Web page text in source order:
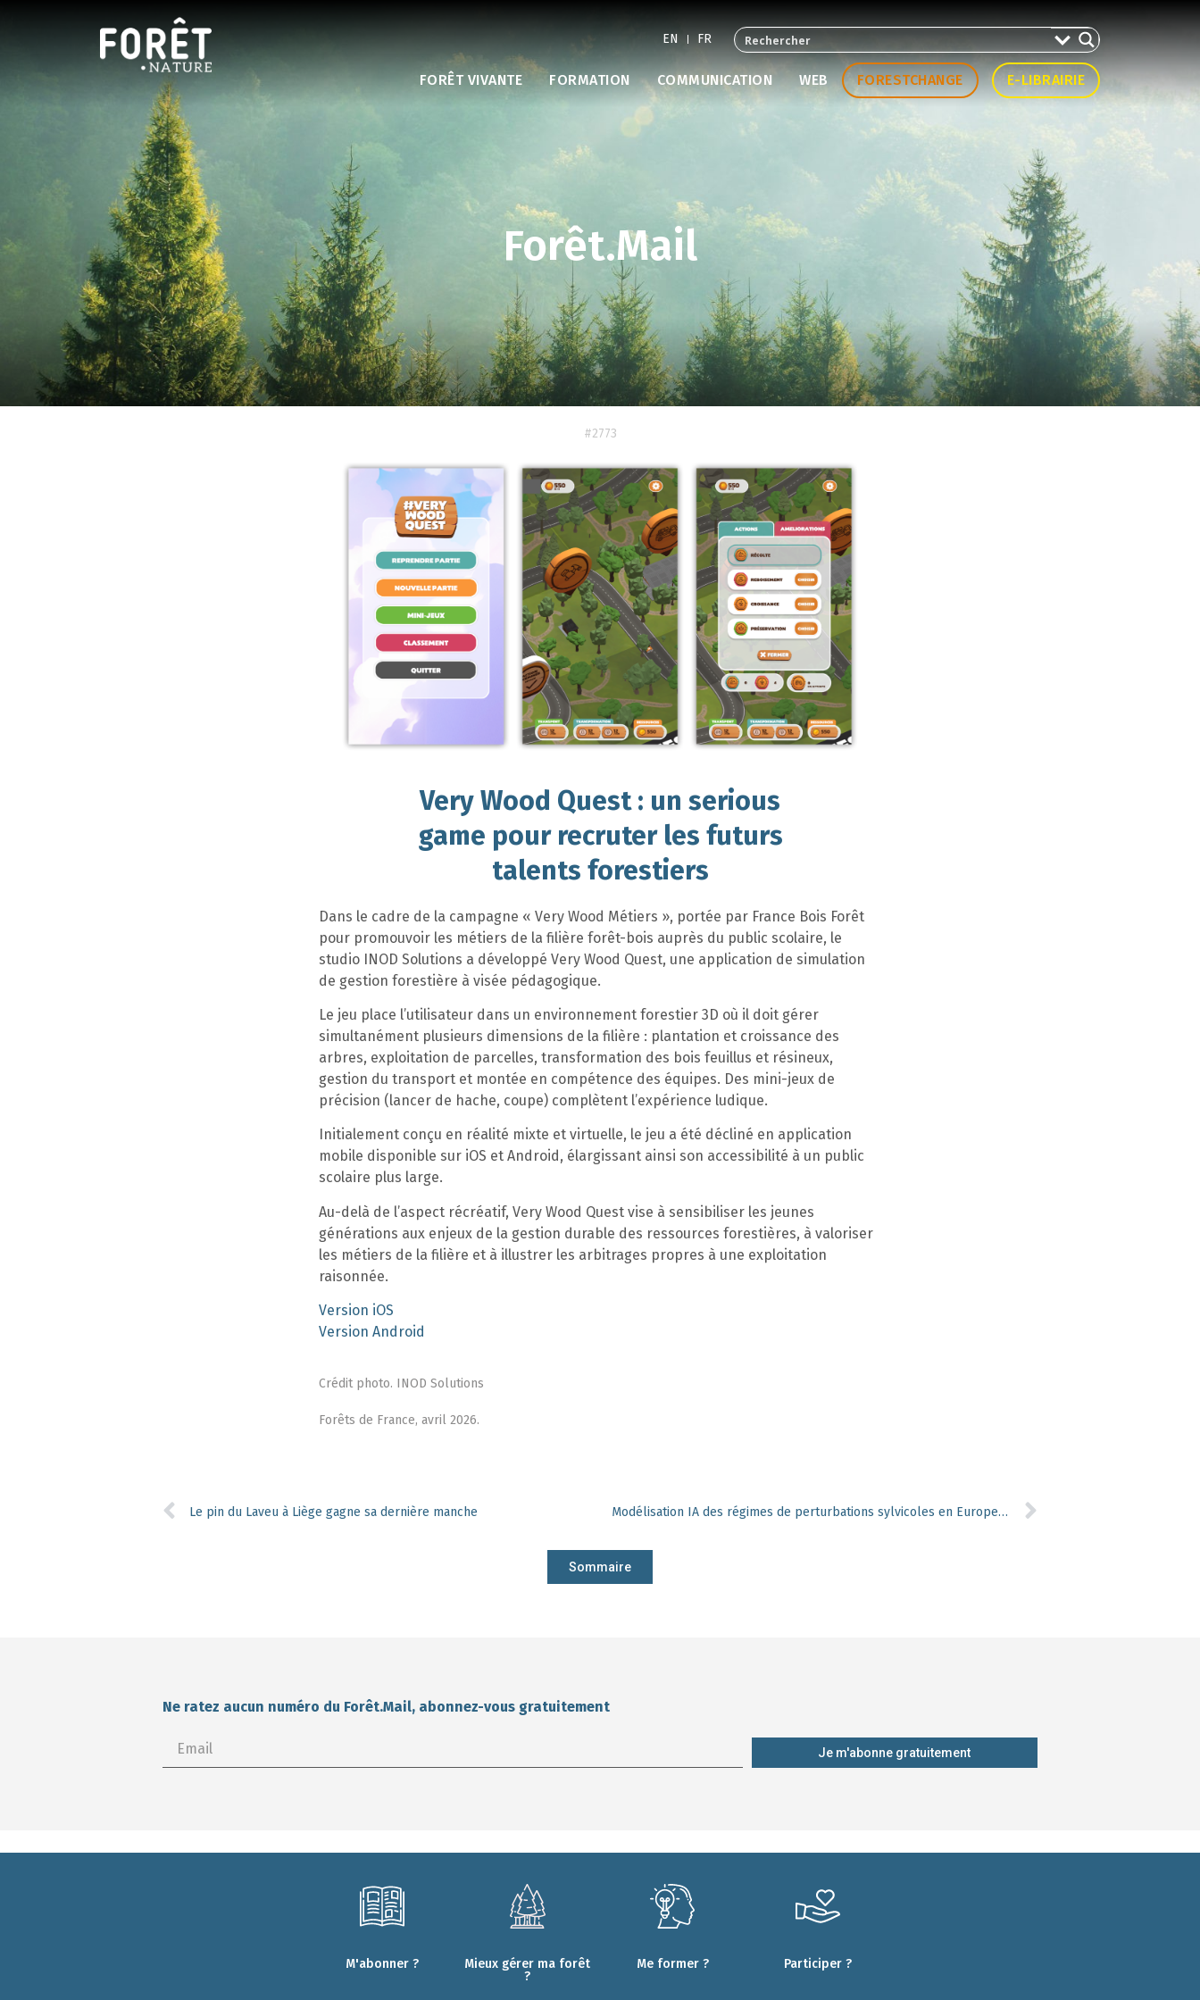
EN FR
FORÊT VIVANTE FORMATION COMMUNICATION WEB FORESTCHANGE E-LIBRAIRIE
Forêt.Mail
#2773
Very Wood Quest : un serious
game pour recruter les futurs
talents forestiers
Dans le cadre de la campagne « Very Wood Métiers », portée par France Bois Forêt
pour promouvoir les métiers de la filière forêt-bois auprès du public scolaire, le
studio INOD Solutions a développé Very Wood Quest, une application de simulation
de gestion forestière à visée pédagogique.
Le jeu place l’utilisateur dans un environnement forestier 3D où il doit gérer
simultanément plusieurs dimensions de la filière : plantation et croissance des
arbres, exploitation de parcelles, transformation des bois feuillus et résineux,
gestion du transport et montée en compétence des équipes. Des mini-jeux de
précision (lancer de hache, coupe) complètent l’expérience ludique.
Initialement conçu en réalité mixte et virtuelle, le jeu a été décliné en application
mobile disponible sur iOS et Android, élargissant ainsi son accessibilité à un public
scolaire plus large.
Au-delà de l’aspect récréatif, Very Wood Quest vise à sensibiliser les jeunes
générations aux enjeux de la gestion durable des ressources forestières, à valoriser
les métiers de la filière et à illustrer les arbitrages propres à une exploitation
raisonnée.
Version iOS
Version Android
Crédit photo. INOD Solutions
Forêts de France, avril 2026.
Le pin du Laveu à Liège gagne sa dernière manche Modélisation IA des régimes de perturbations sylvicoles en Europe à l’horizon 2100
Sommaire
Ne ratez aucun numéro du Forêt.Mail, abonnez-vous gratuitement
Je m'abonne gratuitement
M'abonner ?
Mieux gérer ma forêt
?
Me former ? Participer ?